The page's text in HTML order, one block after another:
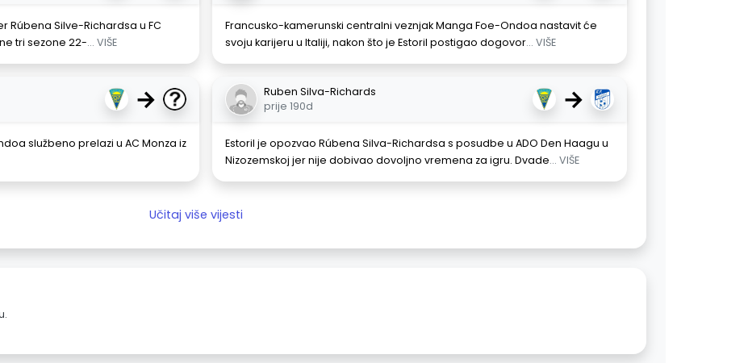
Rúbena Silve-Richardsa u FC
tri sezone 22-... VIŠE
Francusko-kamerunski centralni veznjak Manga Foe-Ondoa nastavit će
svoju karijeru u Italiji, nakon što je Estoril postigao dogovor... VIŠE
→
službeno prelazi u AC Monza iz
Ruben Silva-Richards
prije 190d
→
Estoril je opozvao Rúbena Silva-Richardsa s posudbe u ADO Den Haagu u
Nizozemskoj jer nije dobivao dovoljno vremena za igru. Dvade... VIŠE
Učitaj više vijesti